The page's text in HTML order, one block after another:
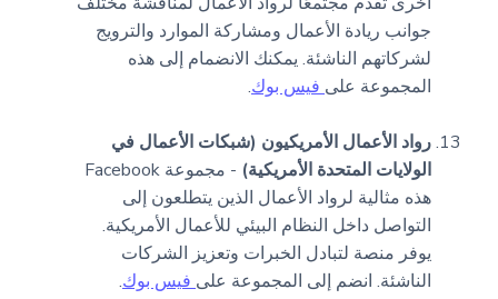
جوانب ريادة الأعمال ومشاركة الموارد والترويج
لشركاتهم الناشئة. يمكنك الانضمام إلى هذه
المجموعة على فيس بوك.
رواد الأعمال الأمريكيون (شبكات الأعمال في
الولايات المتحدة الأمريكية)
- مجموعة Facebook
هذه مثالية لرواد الأعمال الذين يتطلعون إلى
التواصل داخل النظام البيئي للأعمال الأمريكية.
يوفر منصة لتبادل الخبرات وتعزيز الشركات
الناشئة. انضم إلى المجموعة على فيس بوك.